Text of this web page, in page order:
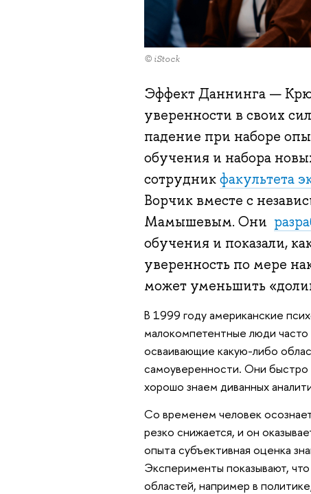
© iStock
Эффект Даннинга —
уверенности в своих
падение при наборе
обучения и набора
сотрудникфакультета
Ворчик вместе с
Мамышевым. Они
обучения и показали,
уверенность по мере
может уменьшить
В 1999 году американские
малокомпетентные люди
осваивающие какую-либо
самоуверенности. Они быстро
хорошо знаем диванных
Со временем человек
резко снижается, и он
опыта субъективная оценка
Эксперименты показывают,
областей, например в